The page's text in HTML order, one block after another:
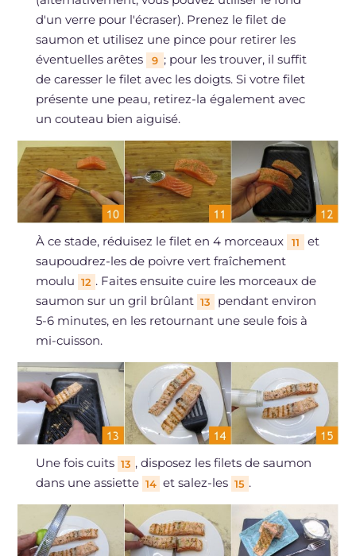
d'un verre pour l'écraser). Prenez le filet de
saumon et utilisez une pince pour retirer les
éventuelles arêtes
9 ; pour les trouver, il suffit
de caresser le filet avec les doigts. Si votre filet
présente une peau, retirez-la également avec
un couteau bien aiguisé.
À ce stade, réduisez le filet en 4 morceaux 11
et
saupoudrez-les de poivre vert fraîchement
moulu 12 . Faites ensuite cuire les morceaux de
saumon sur un gril brûlant 13
pendant environ
5-6 minutes, en les retournant une seule fois à
mi-cuisson.
Une fois cuits 13 , disposez les filets de saumon
dans une assiette 14 et salez-les 15 .